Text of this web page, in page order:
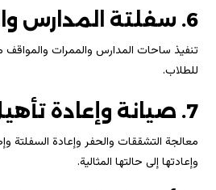
6. سفلتة المدارس والجامعات
تنفيذ ساحات المدارس والممرات والمواقف
للطلاب.
7. صيانة وإعادة تأهيل الطرق
معالجة التشققات والحفر وإعادة السفلتة
وإعادتها إلى حالتها المثالية.